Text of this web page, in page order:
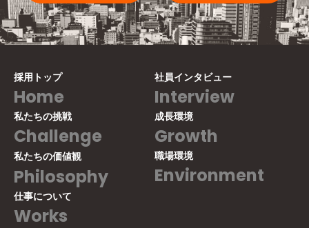
採用トップ
Home
私たちの挑戦
Challenge
私たちの価値観
Philosophy
仕事について
Works
社員インタビュー
Interview
成長環境
Growth
職場環境
Environment